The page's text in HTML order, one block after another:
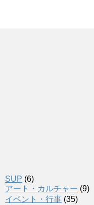
SUP (6)
アート・カルチャー (9)
イベント・行事 (35)